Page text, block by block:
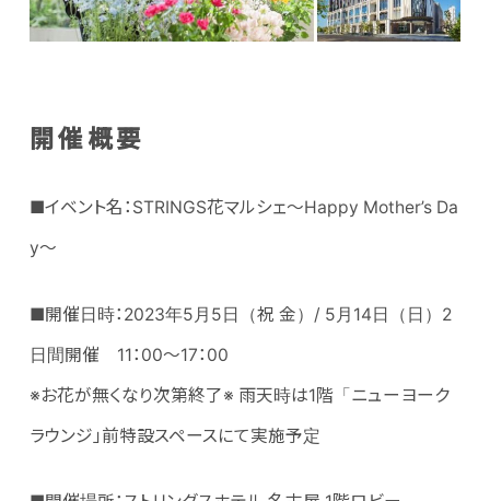
開催概要
■イベント名：STRINGS花マルシェ～Happy Mother’s Da
y～
■開催日時：2023年5月5日（祝 金）/ 5月14日（日）2
日間開催 11：00～17：00
※お花が無くなり次第終了※ 雨天時は1階「ニューヨーク
ラウンジ」前特設スペースにて実施予定